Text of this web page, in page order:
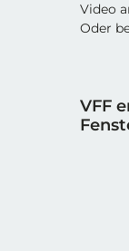
Video
Oder
VFF